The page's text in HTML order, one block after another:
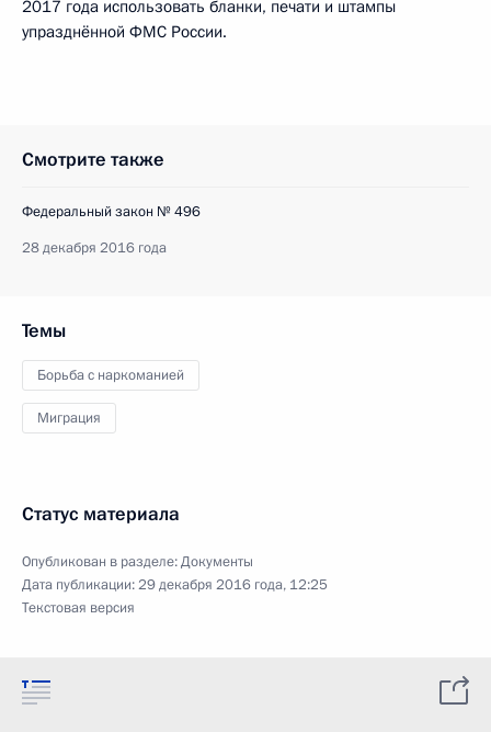
2017 года использовать бланки, печати и штампы
упразднённой ФМС России.
Смотрите также
Федеральный закон № 496
28 декабря 2016 года
Темы
Борьба с наркоманией
Миграция
Статус материала
Опубликован в разделе:Документы
Дата публикации:29 декабря 2016 года, 12:25
Текстовая версия